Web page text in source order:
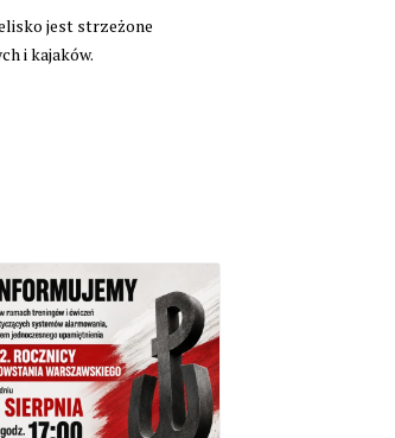
jest strzeżone
i kajaków.